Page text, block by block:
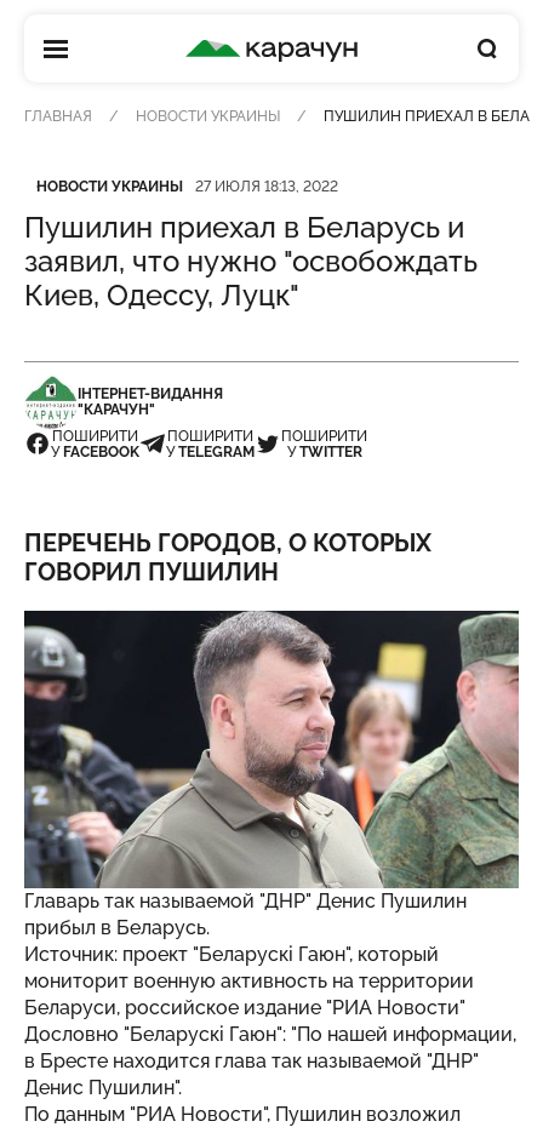
КАРАЧУН
ГЛАВНАЯ НОВОСТИ УКРАИНЫ ПУШИЛИН ПРИЕХАЛ В
Категория
НОВОСТИ УКРАИНЫ
Дата публикации 27 ИЮЛЯ 18:13, 2022
Пушилин приехал в Беларусь и
заявил, что нужно "освобождать
Киев, Одессу, Луцк"
ІНТЕРНЕТ-ВИДАННЯ
"КАРАЧУН"
ПОШИРИТИ
У FACEBOOK
ПОШИРИТИ
УTELEGRAM
ПОШИРИТИ
УTWITTER
ПЕРЕЧЕНЬ ГОРОДОВ, О КОТОРЫХ
ГОВОРИЛ ПУШИЛИН
Главарь так называемой "ДНР" Денис Пушилин
прибыл в Беларусь.
Источник: проект "Беларускі Гаюн", который
мониторит военную активность на территории
Беларуси, российское издание "РИА Новости"
Дословно "Беларускі Гаюн": "По нашей информации,
в Бресте находится глава так называемой "ДНР"
Денис Пушилин".
По данным "РИА Новости", Пушилин возложил